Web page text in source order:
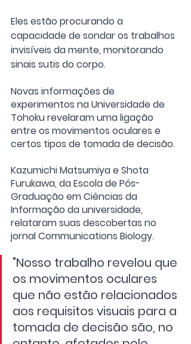
Eles estão procurando a
capacidade de sondar os trabalhos
invisíveis da mente, monitorando
sinais sutis do corpo.
Novas informações de
experimentos na Universidade de
Tohoku revelaram uma ligação
entre os movimentos oculares e
certos tipos de tomada de decisão.
Kazumichi Matsumiya e Shota
Furukawa, da Escola de Pós-
Graduação em Ciências da
Informação da universidade,
relataram suas descobertas no
jornal Communications Biology.
"Nosso trabalho revelou que
os movimentos oculares
que não estão relacionados
aos requisitos visuais para a
tomada de decisão são, no